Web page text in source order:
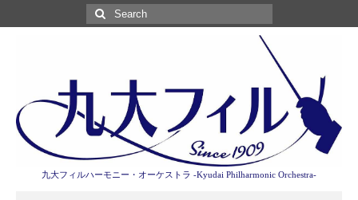
Search
for:
九大フィルハーモニー・オーケストラ -Kyudai Philharmonic Orchestra-